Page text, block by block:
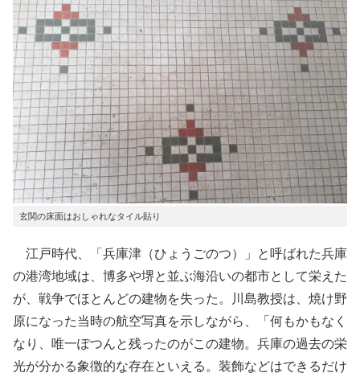
玄関の床面はおしゃれなタイル貼り
江戸時代、「兵庫津（ひょうごのつ）」と呼ばれた兵庫
の港湾地域は、博多や堺と並ぶ海沿いの都市として栄えた
が、戦争でほとんどの建物を失った。川島教授は、焼け野
原になった当時の航空写真を示しながら、「何もかもなく
なり、唯一ぽつんと残ったのがこの建物。兵庫の過去の栄
光が分かる象徴的な存在といえる。装飾などはできるだけ